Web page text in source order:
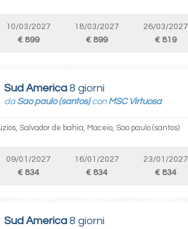
10/03/2027
€ 899
18/03/2027
€ 899
26/03/2027
€ 819
Sud America 8 giorni
da Sao paulo (santos)con MSC Virtuosa
Salvador de bahia, Maceio, Sao paulo (santos)
09/01/2027
€ 834
16/01/2027
€ 834
23/01/2027
€ 834
Sud America 8 giorni